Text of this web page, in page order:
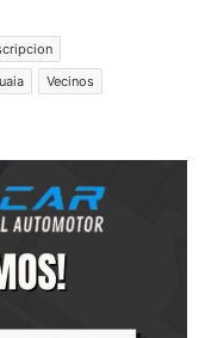
Vecinos